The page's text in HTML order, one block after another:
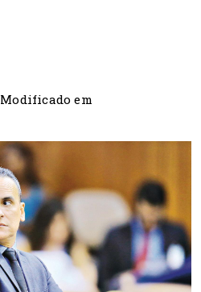
Modificado em